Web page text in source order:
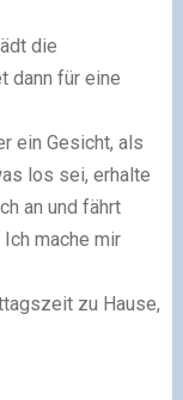
die
dann für eine
ein Gesicht, als
los sei, erhalte
an und fährt
Ich mache mir
zu Hause,